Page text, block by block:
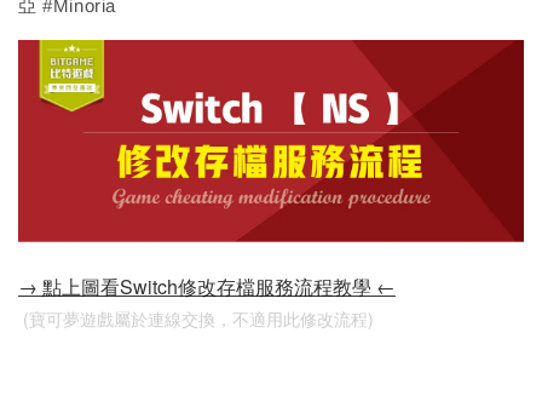
亞 #Minoria
→ 點上圖看Switch修改存檔服務流程教學 ←
(寶可夢遊戲屬於連線交換，不適用此修改流程)